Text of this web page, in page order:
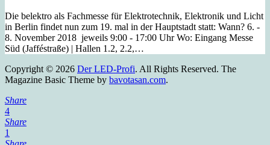
Die belektro als Fachmesse für Elektrotechnik, Elektronik und Licht
in Berlin findet nun zum 19. mal in der Hauptstadt statt: Wann? 6. -
8. November 2018 jeweils 9:00 - 17:00 Uhr Wo: Eingang Messe
Süd (Jafféstraße) | Hallen 1.2, 2.2,…
Copyright © 2026 Der LED-Profi. All Rights Reserved. The
Magazine Basic Theme by bavotasan.com.
Share
4
Share
1